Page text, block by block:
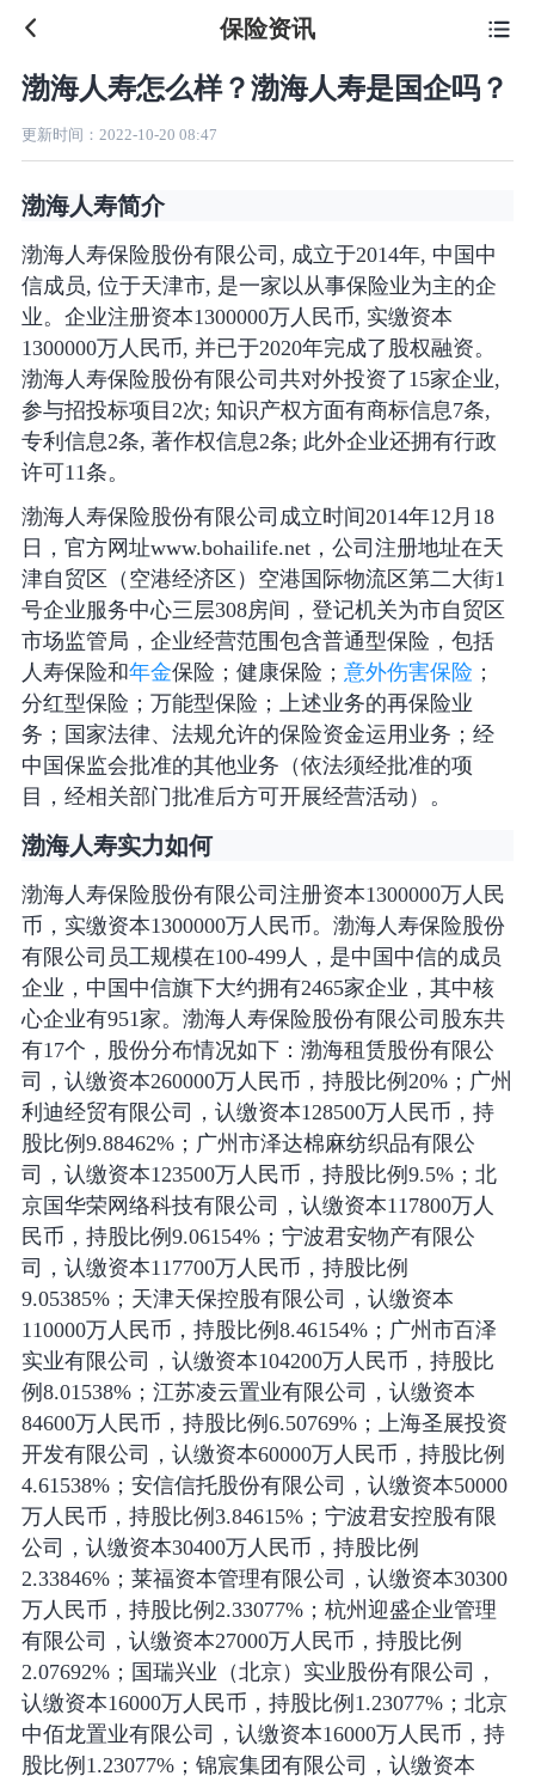
 保险资讯
渤海人寿怎么样？渤海人寿是国企吗？
更新时间： 2022-10-20 08:47
渤海人寿简介
渤海人寿保险股份有限公司, 成立于2014年, 中国中
信成员, 位于天津市, 是一家以从事保险业为主的企
业。企业注册资本1300000万人民币, 实缴资本
1300000万人民币, 并已于2020年完成了股权融资。
渤海人寿保险股份有限公司共对外投资了15家企业,
参与招投标项目2次; 知识产权方面有商标信息7条,
专利信息2条, 著作权信息2条; 此外企业还拥有行政
许可11条。
渤海人寿保险股份有限公司成立时间2014年12月18
日，官方网址www.bohailife.net，公司注册地址在天
津自贸区（空港经济区）空港国际物流区第二大街1
号企业服务中心三层308房间，登记机关为市自贸区
市场监管局，企业经营范围包含普通型保险，包括
人寿保险和年金保险；健康保险； 意外伤害保险 ；
分红型保险；万能型保险；上述业务的再保险业
务；国家法律、法规允许的保险资金运用业务；经
中国保监会批准的其他业务（依法须经批准的项
目，经相关部门批准后方可开展经营活动）。
渤海人寿实力如何
渤海人寿保险股份有限公司注册资本1300000万人民
币，实缴资本1300000万人民币。渤海人寿保险股份
有限公司员工规模在100-499人，是中国中信的成员
企业，中国中信旗下大约拥有2465家企业，其中核
心企业有951家。渤海人寿保险股份有限公司股东共
有17个，股份分布情况如下：渤海租赁股份有限公
司，认缴资本260000万人民币，持股比例20%；广州
利迪经贸有限公司，认缴资本128500万人民币，持
股比例9.88462%；广州市泽达棉麻纺织品有限公
司，认缴资本123500万人民币，持股比例9.5%；北
京国华荣网络科技有限公司，认缴资本117800万人
民币，持股比例9.06154%；宁波君安物产有限公
司，认缴资本117700万人民币，持股比例
9.05385%；天津天保控股有限公司，认缴资本
110000万人民币，持股比例8.46154%；广州市百泽
实业有限公司，认缴资本104200万人民币，持股比
例8.01538%；江苏凌云置业有限公司，认缴资本
84600万人民币，持股比例6.50769%；上海圣展投资
开发有限公司，认缴资本60000万人民币，持股比例
4.61538%；安信信托股份有限公司，认缴资本50000
万人民币，持股比例3.84615%；宁波君安控股有限
公司，认缴资本30400万人民币，持股比例
2.33846%；莱福资本管理有限公司，认缴资本30300
万人民币，持股比例2.33077%；杭州迎盛企业管理
有限公司，认缴资本27000万人民币，持股比例
2.07692%；国瑞兴业（北京）实业股份有限公司，
认缴资本16000万人民币，持股比例1.23077%；北京
中佰龙置业有限公司，认缴资本16000万人民币，持
股比例1.23077%；锦宸集团有限公司，认缴资本